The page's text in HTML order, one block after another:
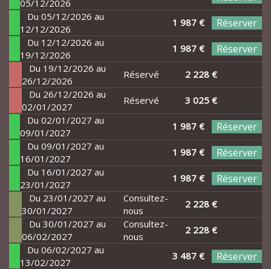
05/12/2026
Du 05/12/2026 au
12/12/2026
1 987 € Réserver
Du 12/12/2026 au
19/12/2026
1 987 € Réserver
Du 19/12/2026 au
26/12/2026
Réservé
2 228 €
Du 26/12/2026 au
02/01/2027
Réservé
3 025 €
Du 02/01/2027 au
09/01/2027
1 987 € Réserver
Du 09/01/2027 au
16/01/2027
1 987 € Réserver
Du 16/01/2027 au
23/01/2027
1 987 € Réserver
Du 23/01/2027 au
30/01/2027
Consultez-
nous
2 228 €
Du 30/01/2027 au
06/02/2027
Consultez-
nous
2 228 €
Du 06/02/2027 au
13/02/2027
3 487 € Réserver